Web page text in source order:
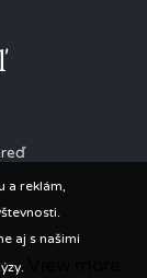
a reklám,
aj s našimi